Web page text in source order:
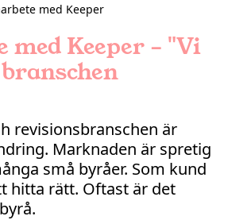
med Keeper
med Keeper – "Vi
revisionsbranschen är
Marknaden är spretig
små byråer. Som kund
hitta rätt. Oftast är det